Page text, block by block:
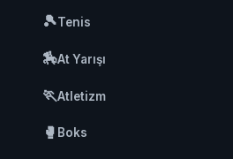
🎾Tenis
🏇At Yarışı
🏃Atletizm
🥊 Boks